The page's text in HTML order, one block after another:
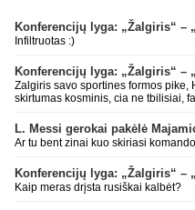
Infiltruotas :)
Zalgiris savo sportines formos pike,
skirtumas kosminis, cia ne tbilisiai,
10 metu kitu stebuklingu rungtyniu
Ar tu bent zinai kuo skiriasi
Kaip meras drįsta rusiškai kalbėt?